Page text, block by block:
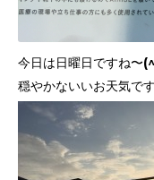
今日は日曜日ですね〜
穏やかないいお天気です